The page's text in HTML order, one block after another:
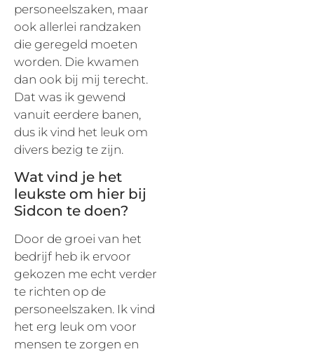
personeelszaken, maar
ook allerlei randzaken
die geregeld moeten
worden. Die kwamen
dan ook bij mij terecht.
Dat was ik gewend
vanuit eerdere banen,
dus ik vind het leuk om
divers bezig te zijn.
Wat vind je het
leukste om hier bij
Sidcon te doen?
Door de groei van het
bedrijf heb ik ervoor
gekozen me echt verder
te richten op de
personeelszaken. Ik vind
het erg leuk om voor
mensen te zorgen en